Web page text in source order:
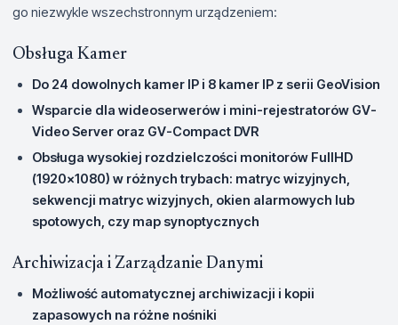
go niezwykle wszechstronnym urządzeniem:
Obsługa Kamer
Do 24 dowolnych kamer IP i 8 kamer IP z serii GeoVision
Wsparcie dla wideoserwerów i mini-rejestratorów GV-
Video Server oraz GV-Compact DVR
Obsługa wysokiej rozdzielczości monitorów FullHD
(1920x1080) w różnych trybach: matryc wizyjnych,
sekwencji matryc wizyjnych, okien alarmowych lub
spotowych, czy map synoptycznych
Archiwizacja i Zarządzanie Danymi
Możliwość automatycznej archiwizacji i kopii
zapasowych na różne nośniki